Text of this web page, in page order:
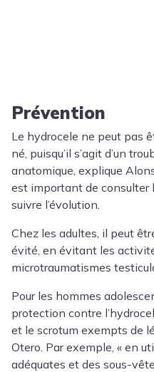
Prévention
Le hydrocele ne peut pas
né, puisqu’il s’agit d’un
anatomique, explique
est important de consulter
suivre l’évolution.
Chez les adultes, il peut
évité, en évitant les
microtraumatismes
Pour les hommes
protection contre
et le scrotum exempts de
Otero. Par exemple, « en
adéquates et des sous-